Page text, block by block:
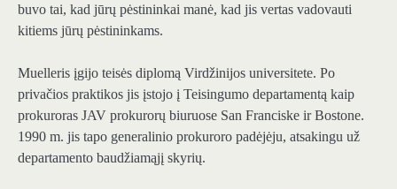
buvo tai, kad jūrų pėstininkai manė, kad jis vertas vadovauti
kitiems jūrų pėstininkams.
Muelleris įgijo teisės diplomą Virdžinijos universitete. Po
privačios praktikos jis įstojo į Teisingumo departamentą kaip
prokuroras JAV prokurorų biuruose San Franciske ir Bostone.
1990 m. jis tapo generalinio prokuroro padėjėju, atsakingu už
departamento baudžiamąjį skyrių.